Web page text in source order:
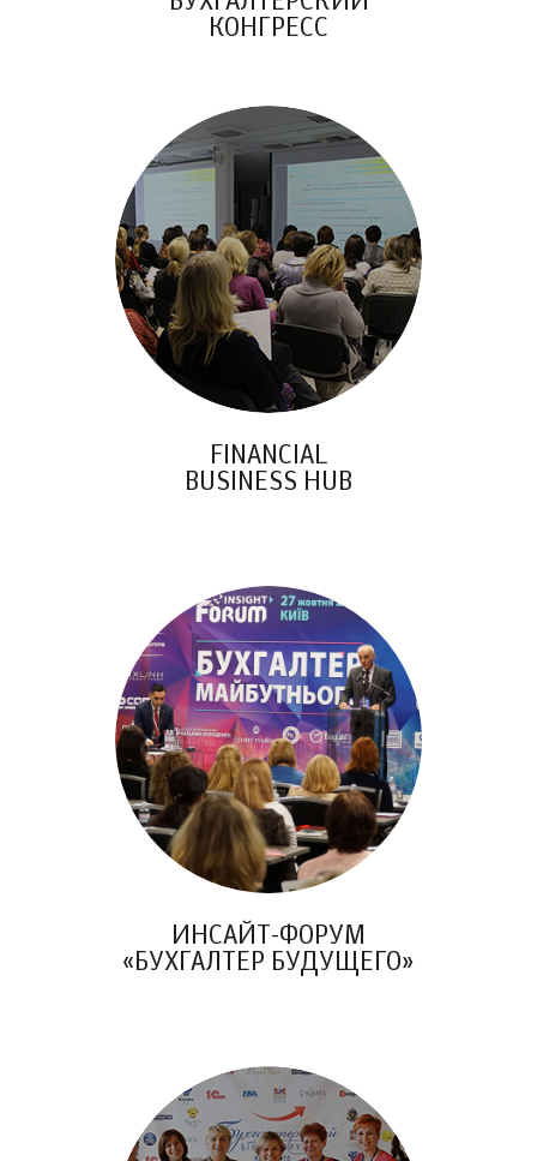
КОНГРЕСС
FINANCIAL
BUSINESS HUB
ИНСАЙТ-ФОРУМ
«БУХГАЛТЕР БУДУЩЕГО»